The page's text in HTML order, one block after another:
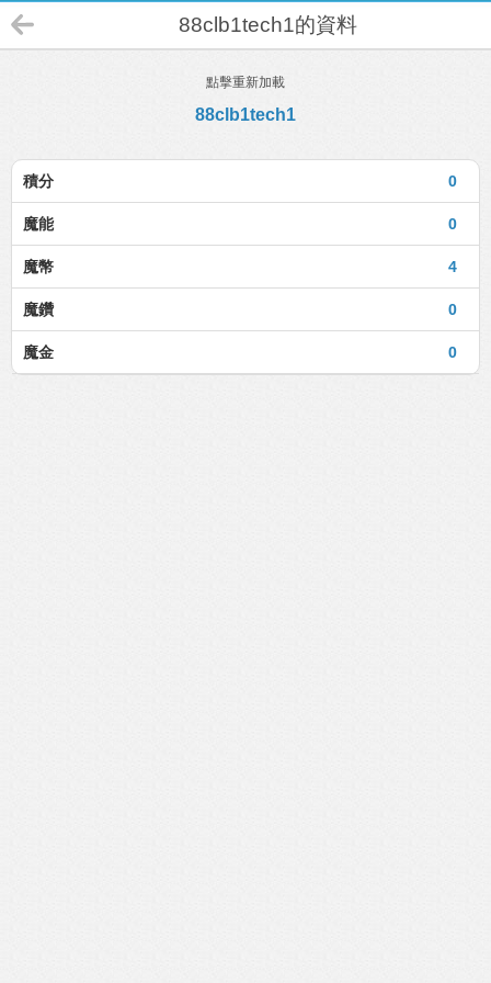
88clb1tech1的資料
點擊重新加載
88clb1tech1
0
積分
0
魔能
4
魔幣
0
魔鑽
0
魔金